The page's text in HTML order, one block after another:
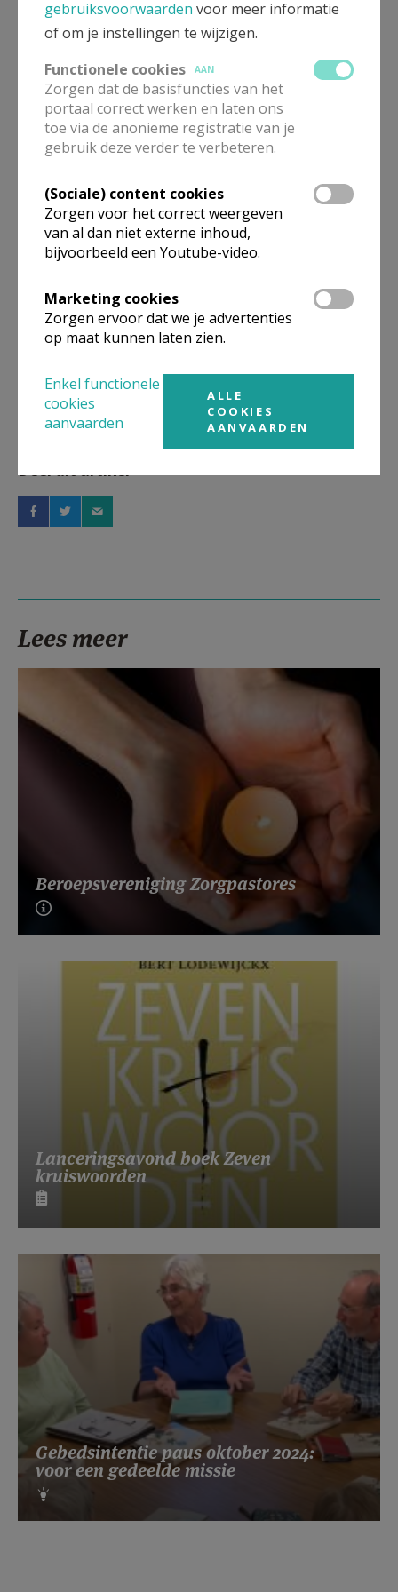
school
Dinsdag 9 december: Kerstfeest Samana
Gepubliceerd door
Pastorale Eenheid Mozes - Heist-op-den-Berg - Putte
Meer
Artikel
Deel dit artikel
Lees meer
Beroepsvereniging Zorgpastores
Lanceringsavond boek Zeven
kruiswoorden
Gebedsintentie paus oktober 2024:
voor een gedeelde missie
gebruiksvoorwaarden voor meer informatie
of om je instellingen te wijzigen.
Functionele cookies
AAN
Zorgen dat de basisfuncties van het
portaal correct werken en laten ons
toe via de anonieme registratie van je
gebruik deze verder te verbeteren.
(Sociale) content cookies
Zorgen voor het correct weergeven
van al dan niet externe inhoud,
bijvoorbeeld een Youtube-video.
Marketing cookies
Zorgen ervoor dat we je advertenties
op maat kunnen laten zien.
Enkel functionele
cookies
aanvaarden
ALLE
COOKIES
AANVAARDEN